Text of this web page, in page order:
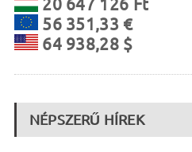
20 647 126 Ft
56 351,33 €
64 938,28 $
NÉPSZERŰ HÍREK